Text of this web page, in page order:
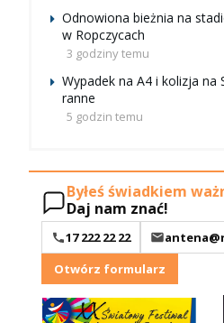
Odnowiona bieżnia na
w Ropczycach
3 godziny temu
Wypadek na A4 i kolizja na
ranne
5 godzin temu
Byłeś świadkiem
Daj nam znać!
17 222 22 22
Otwórz formularz